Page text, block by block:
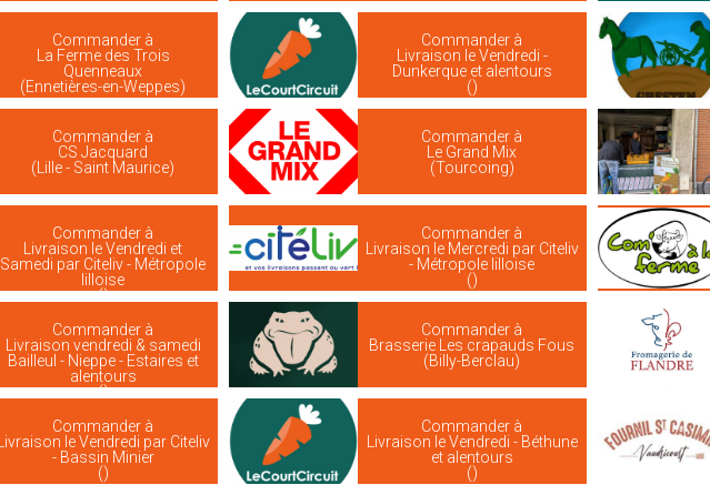
Commander à
La Ferme des Trois
Quenneaux
(Ennetières-en-Weppes)
Commander à
Livraison le Vendredi -
Dunkerque et alentours
()
Commander à
CS Jacquard
(Lille - Saint Maurice)
Commander à
Le Grand Mix
(Tourcoing)
Commander à
Livraison le Vendredi et
Samedi par Citeliv - Métropole
lilloise
()
Commander à
Livraison le Mercredi par Citeliv
- Métropole lilloise
()
Commander à
Livraison vendredi & samedi
Bailleul - Nieppe - Estaires et
alentours
()
Commander à
Brasserie Les crapauds Fous
(Billy-Berclau)
Commander à
Livraison le Vendredi par Citeliv
- Bassin Minier
()
Commander à
Livraison le Vendredi - Béthune
et alentours
()